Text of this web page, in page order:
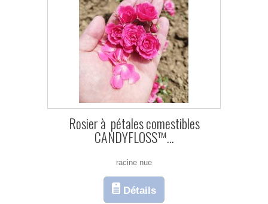
Rosier à pétales comestibles
CANDYFLOSS™...
racine nue
Détails